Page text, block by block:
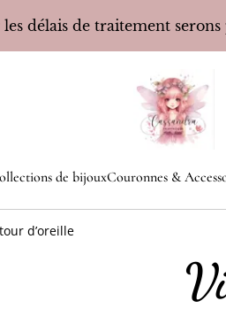
délais de traitement
de bijouxCouronnes &
d’oreille